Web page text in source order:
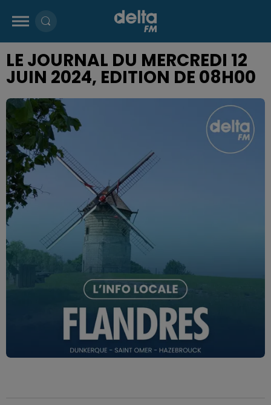
LE JOURNAL DU MERCREDI 12
JUIN 2024, EDITION DE 08H00